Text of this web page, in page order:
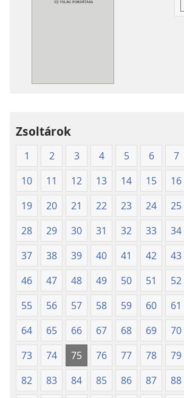
Zsoltárok
1 2 3 4 5 6 7
10
11 12 13 14 15 16
19
20 21 22 23 24 25
28
29 30 31 32 33 34
37
38 39 40 41 42 43
46
47 48 49 50 51 52
55
56 57 58 59 60 61
64
65 66 67 68 69 70
73
74 75 76 77 78 79
82
83 84 85 86 87 88